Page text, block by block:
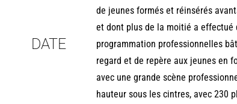
DATE
de jeunes formés et réinsérés
et dont plus de la moitié a effectué
programmation professionnelles
regard et de repère aux jeunes en
avec une grande scène
hauteur sous les cintres, avec 230